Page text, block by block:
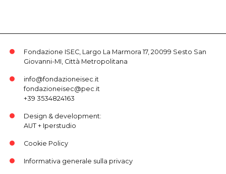
Fondazione ISEC, Largo La Marmora 17, 20099 Sesto San
Giovanni-MI, Città Metropolitana
info@fondazioneisec.it
fondazioneisec@pec.it
+39 3534824163
Design & development:
AUT+ Iperstudio
Cookie Policy
Informativa generale sulla privacy